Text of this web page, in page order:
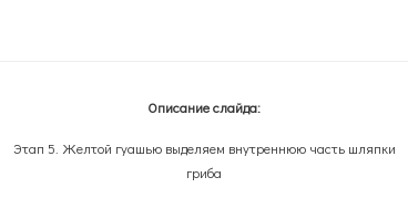
Описание слайда:
Этап 5. Желтой гуашью выделяем внутреннюю часть шляпки
гриба